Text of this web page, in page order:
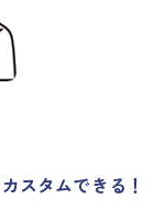
スタムできる！